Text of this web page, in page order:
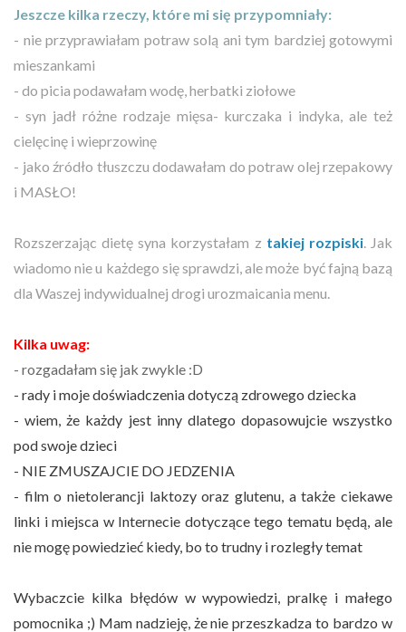
Jeszcze kilka rzeczy, które mi się przypomniały:
- nie przyprawiałam potraw solą ani tym bardziej gotowymi
mieszankami
- do picia podawałam wodę, herbatki ziołowe
- syn jadł różne rodzaje mięsa- kurczaka i indyka, ale też
cielęcinę i wieprzowinę
- jako źródło tłuszczu dodawałam do potraw olej rzepakowy
i MASŁO!
Rozszerzając dietę syna korzystałam z takiej rozpiski. Jak
wiadomo nie u każdego się sprawdzi, ale może być fajną bazą
dla Waszej indywidualnej drogi urozmaicania menu.
Kilka uwag:
- rozgadałam się jak zwykle :D
- rady i moje doświadczenia dotyczą zdrowego dziecka
- wiem, że każdy jest inny dlatego dopasowujcie wszystko
pod swoje dzieci
- NIE ZMUSZAJCIE DO JEDZENIA
- film o nietolerancji laktozy oraz glutenu, a także ciekawe
linki i miejsca w Internecie dotyczące tego tematu będą, ale
nie mogę powiedzieć kiedy, bo to trudny i rozległy temat
Wybaczcie kilka błędów w wypowiedzi, pralkę i małego
pomocnika ;) Mam nadzieję, że nie przeszkadza to bardzo w